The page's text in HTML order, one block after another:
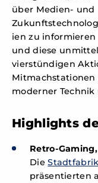
über Medien‑ und
Zukunftstechnolog
ien zu informieren
und diese
vierstündigen
Mitmachstationen
moderner
Highlights
Retro-
Die
präsentierten